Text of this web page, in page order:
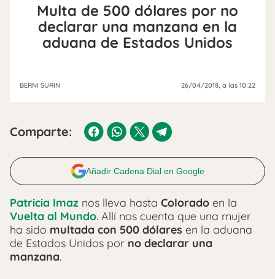
Multa de 500 dólares por no
declarar una manzana en la
aduana de Estados Unidos
BERNI SURIN 26/04/2018 , a las 10:22
Comparte:
Añadir Cadena Dial en Google
Patricia Imaz nos lleva hasta Colorado en la
Vuelta al Mundo. Allí nos cuenta que una mujer
ha sido multada con 500 dólares en la aduana
de Estados Unidos por no declarar una
manzana.